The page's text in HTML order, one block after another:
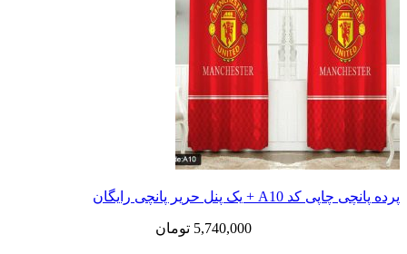
پرده پانچی چاپی کد A10 + یک پنل حریر پانچی رایگان
5,740,000 تومان